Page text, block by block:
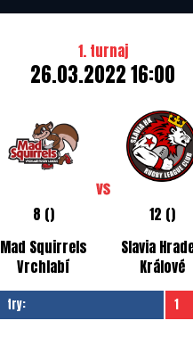
1. turnaj
26.03.2022 16:00
8 ()
Mad Squirrels
Vrchlabí
12 ()
Slavia
Králové
try: 1